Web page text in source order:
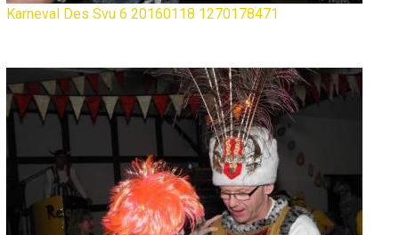
Karneval Des Svu 6 20160118 1270178471